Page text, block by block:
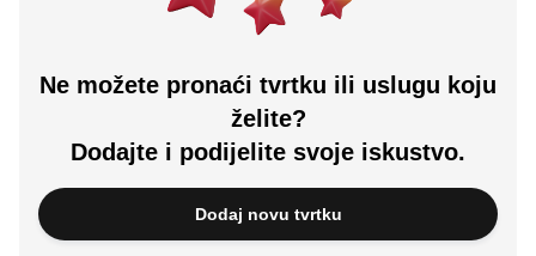
Ne možete pronaći tvrtku ili uslugu koju
želite?
Dodajte i podijelite svoje iskustvo.
Dodaj novu tvrtku